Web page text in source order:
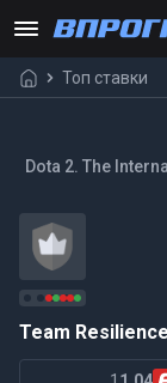
Топ ставки
Dota 2. The
Team Resilience